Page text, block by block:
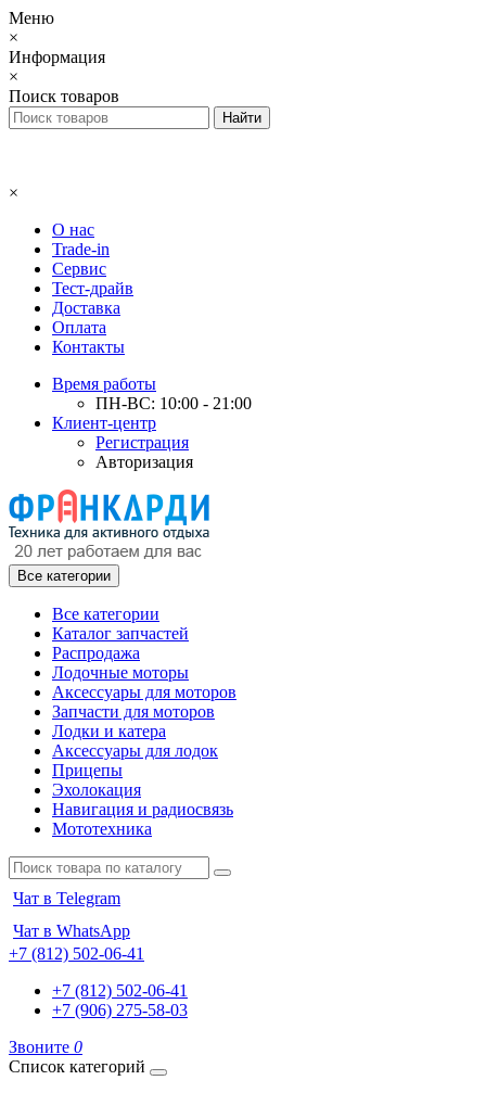
Меню
×
Информация
×
Поиск товаров
×
О нас
Trade-in
Сервис
Тест-драйв
Доставка
Оплата
Контакты
Время работы
ПН-ВС: 10:00 - 21:00
Клиент-центр
Регистрация
Авторизация
Все категории
Все категории
Каталог запчастей
Распродажа
Лодочные моторы
Аксессуары для моторов
Запчасти для моторов
Лодки и катера
Аксессуары для лодок
Прицепы
Эхолокация
Навигация и радиосвязь
Мототехника
Чат в Telegram
Чат в WhatsApp
+7 (812) 502-06-41
+7 (812) 502-06-41
+7 (906) 275-58-03
Звоните 0
Список категорий